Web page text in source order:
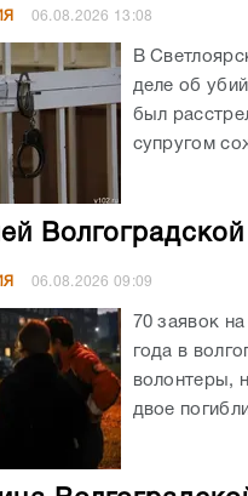
06.08.2026 13:08
В
деле об
был
супругом
06.08.202609:09
70 заявок
года в
волонтеры,
двое